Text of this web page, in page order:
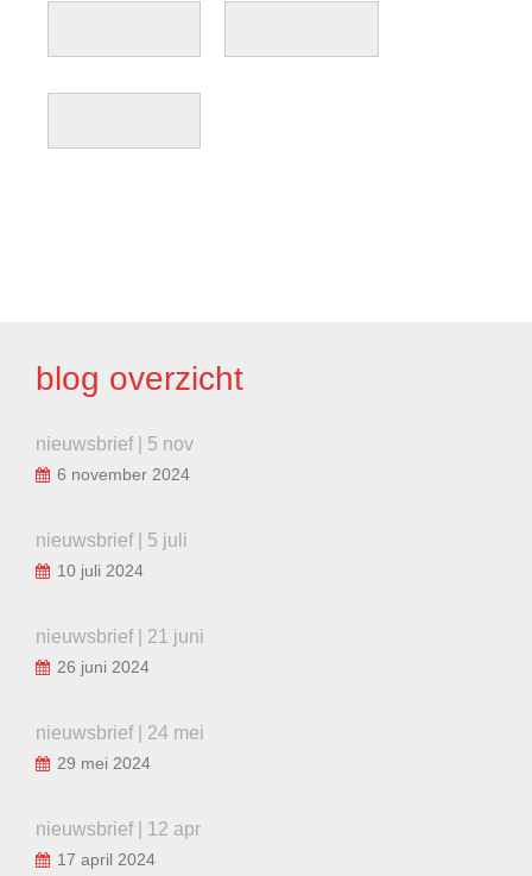
blog overzicht
nieuwsbrief | 5 nov
6 november 2024
nieuwsbrief | 5 juli
10 juli 2024
nieuwsbrief | 21 juni
26 juni 2024
nieuwsbrief | 24 mei
29 mei 2024
nieuwsbrief | 12 apr
17 april 2024